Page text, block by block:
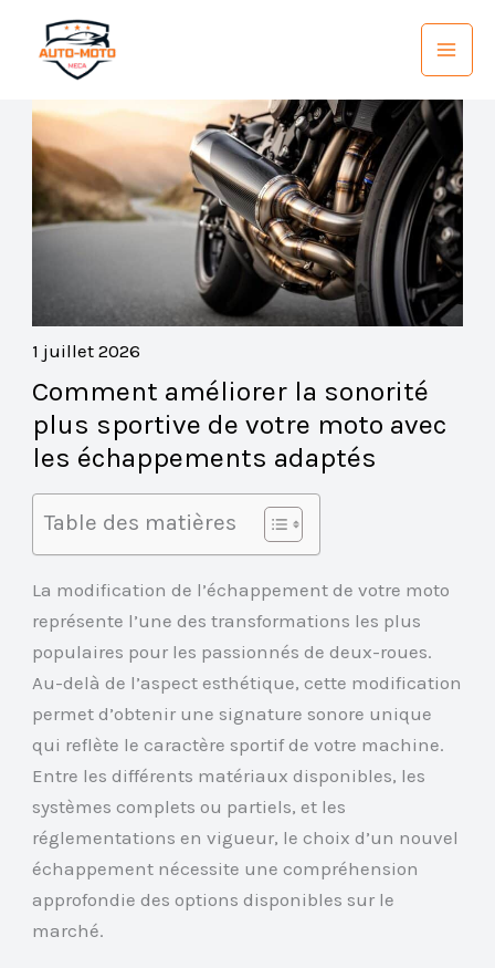
contenu
1 juillet 2026
Comment améliorer la sonorité
plus sportive de votre moto avec
les échappements adaptés
Table des matières
La modification de l’échappement de votre moto
représente l’une des transformations les plus
populaires pour les passionnés de deux-roues.
Au-delà de l’aspect esthétique, cette modification
permet d’obtenir une signature sonore unique
qui reflète le caractère sportif de votre machine.
Entre les différents matériaux disponibles, les
systèmes complets ou partiels, et les
réglementations en vigueur, le choix d’un nouvel
échappement nécessite une compréhension
approfondie des options disponibles sur le
marché.